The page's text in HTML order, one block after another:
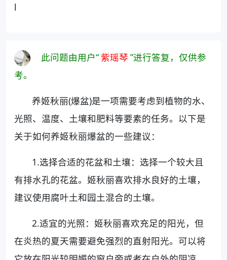
l
此问题由用户“紫瑶琴 ”进行答复，仅供参
考。
养姬秋丽(爆盆)是一项需要考虑到植物的水、
光照、温度、土壤和肥料等要素的任务。以下是
关于如何养姬秋丽爆盆的一些建议：
1.选择合适的花盆和土壤：选择一个较大且
有排水孔的花盆。姬秋丽喜欢排水良好的土壤，
建议使用腐叶土和园土混合的土壤。
2.适宜的光照：姬秋丽喜欢充足的阳光，但
在炎热的夏天需要避免强烈的直射阳光。可以将